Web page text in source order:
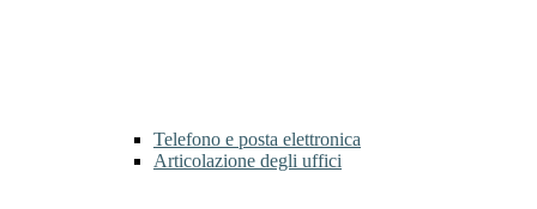
Telefono e posta elettronica
Articolazione degli uffici